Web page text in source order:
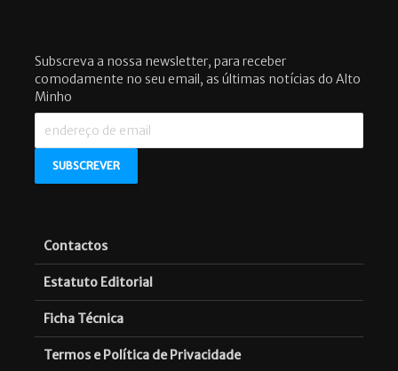
Subscreva a nossa newsletter, para receber
comodamente no seu email, as últimas notícias do Alto
Minho
Contactos
Estatuto Editorial
Ficha Técnica
Termos e Política de Privacidade